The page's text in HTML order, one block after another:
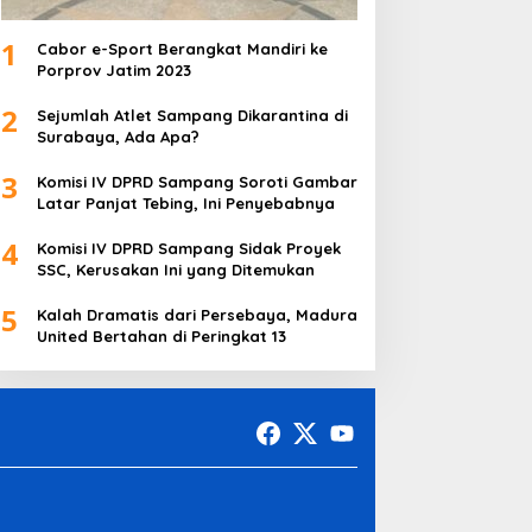
1
Cabor e-Sport Berangkat Mandiri ke
Porprov Jatim 2023
2
Sejumlah Atlet Sampang Dikarantina di
Surabaya, Ada Apa?
3
Komisi IV DPRD Sampang Soroti Gambar
Latar Panjat Tebing, Ini Penyebabnya
4
Komisi IV DPRD Sampang Sidak Proyek
SSC, Kerusakan Ini yang Ditemukan
5
Kalah Dramatis dari Persebaya, Madura
United Bertahan di Peringkat 13